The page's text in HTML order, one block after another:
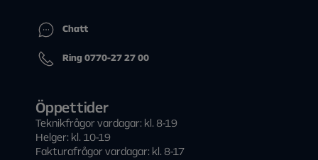
Chatt
Ring 0770-27 27 00
Öppettider
Teknikfrågor vardagar: kl. 8-19
Helger: kl. 10-19
Fakturafrågor vardagar: kl. 8-17